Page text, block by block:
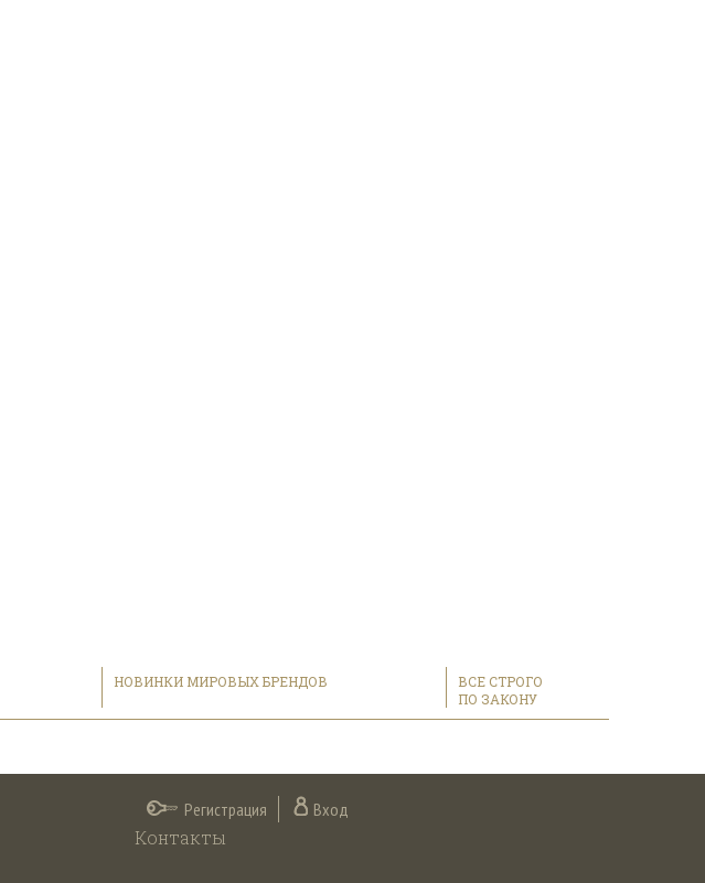
НОВИНКИ МИРОВЫХ БРЕНДОВ
ВСЕ СТРОГО
ПО ЗАКОНУ
Регистрация Вход
Контакты